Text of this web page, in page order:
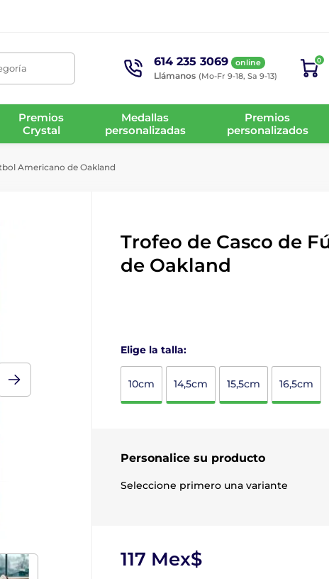
614 235 3069 online
Llámanos (Mo-Fr 9-18, Sa 9-13)
0
Premios
Crystal
Medallas
personalizadas
Premios
personalizados
Americano de Oakland
Trofeo de Casco de
de Oakland
Elige la talla:
10cm 14,5cm 15,5cm 16,5cm
Personalice su producto
Seleccione primero una variante
117 Mex$